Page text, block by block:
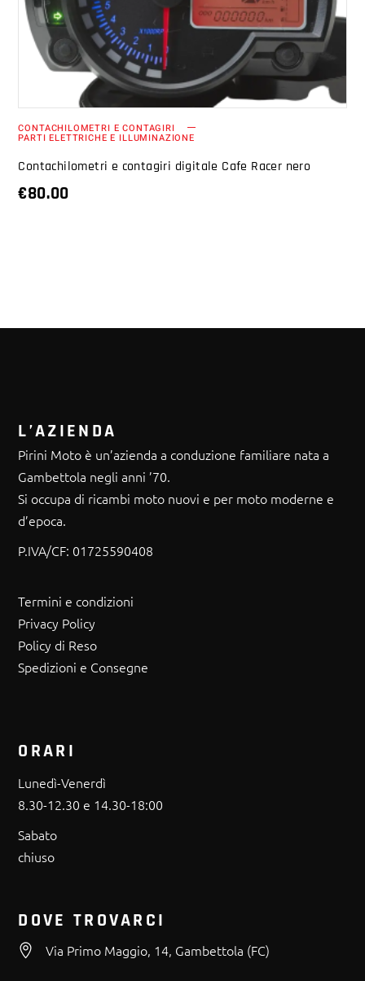
CONTACHILOMETRI E CONTAGIRI
PARTI ELETTRICHE E ILLUMINAZIONE
Contachilometri e contagiri digitale Cafe Racer nero
€80.00
L’AZIENDA
Pirini Moto è un’azienda a conduzione familiare nata a
Gambettola negli anni ’70.
Si occupa di ricambi moto nuovi e per moto moderne e
d’epoca.
P.IVA/CF: 01725590408
Termini e condizioni
Privacy Policy
Policy di Reso
Spedizioni e Consegne
ORARI
Lunedì-Venerdì
8.30-12.30 e 14.30-18:00
Sabato
chiuso
DOVE TROVARCI
Via Primo Maggio, 14, Gambettola (FC)